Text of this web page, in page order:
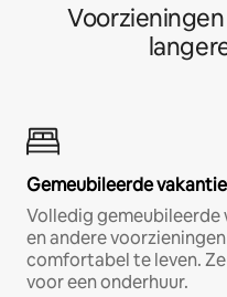
Gemeubileerde
Volledig gemeubileerde
en andere
comfortabel te leven.
voor een onderhuur.